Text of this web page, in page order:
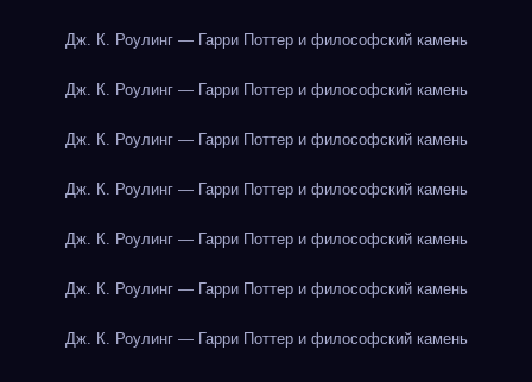
Дж. К. Роулинг — Гарри Поттер и философский камень
Дж. К. Роулинг — Гарри Поттер и философский камень
Дж. К. Роулинг — Гарри Поттер и философский камень
Дж. К. Роулинг — Гарри Поттер и философский камень
Дж. К. Роулинг — Гарри Поттер и философский камень
Дж. К. Роулинг — Гарри Поттер и философский камень
Дж. К. Роулинг — Гарри Поттер и философский камень